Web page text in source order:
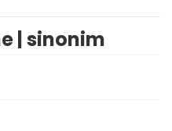
| sinonim